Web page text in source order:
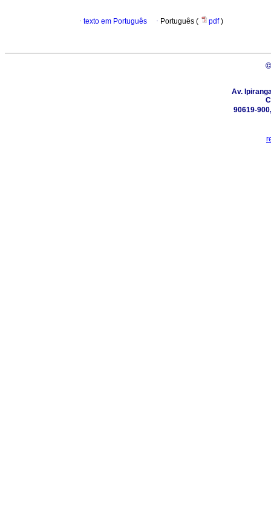
· texto em Português · Português ( pdf)
Av.
90619-